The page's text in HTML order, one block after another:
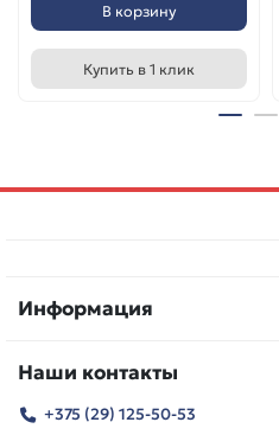
В корзину
Купить в 1 клик
Информация
Наши контакты
+375 (29) 125-50-53